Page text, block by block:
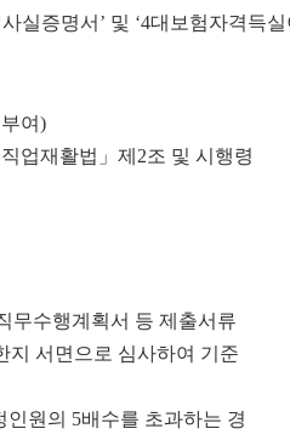
실증명서 ’ 및 ‘4대보험자격득
여)
업재활법」제2조 및 시행령
무수행계획서 등 제출서류
지 서면으로 심사하여 기준
원의 5배수를 초과하는 경